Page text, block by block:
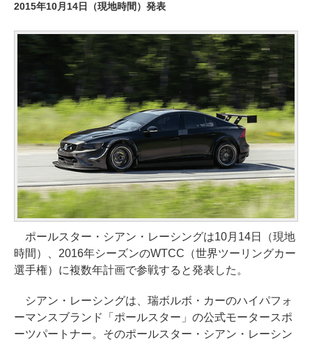
2015年10月14日（現地時間）発表
ポールスター・シアン・レーシングは10月14日（現地
時間）、2016年シーズンのWTCC（世界ツーリングカー
選手権）に複数年計画で参戦すると発表した。
シアン・レーシングは、瑞ボルボ・カーのハイパフォ
ーマンスブランド「ポールスター」の公式モータースポ
ーツパートナー。そのポールスター・シアン・レーシン